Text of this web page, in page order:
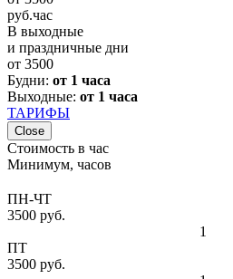
руб.час
В выходные
и праздничные дни
от 3500
Будни: от 1 часа
Выходные: от 1 часа
ТАРИФЫ
Close
Стоимость в час
Минимум, часов
ПН-ЧТ
3500 руб.
1
ПТ
3500 руб.